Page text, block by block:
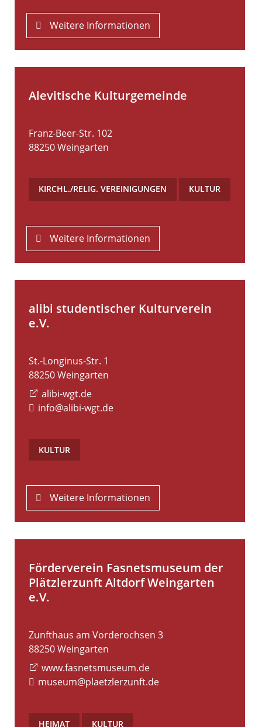
Weitere Informationen
Alevitische Kulturgemeinde
Franz-Beer-Str. 102
88250Weingarten
KIRCHL./RELIG. VEREINIGUNGEN KULTUR
Weitere Informationen
alibi studentischer Kulturverein
e.V.
St.-Longinus-Str. 1
88250Weingarten
alibi-wgt.de
info@alibi-wgt.de
KULTUR
Weitere Informationen
Förderverein Fasnetsmuseum der
Plätzlerzunft Altdorf Weingarten
e.V.
Zunfthaus am Vorderochsen 3
88250Weingarten
www.fasnetsmuseum.de
museum@plaetzlerzunft.de
HEIMAT KULTUR